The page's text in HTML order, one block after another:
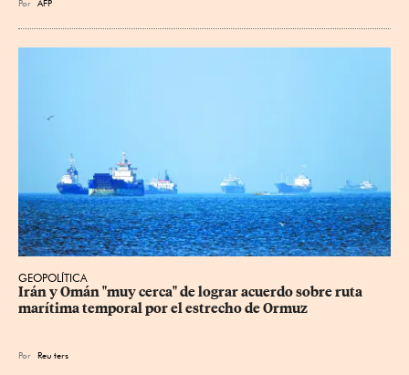
Por AFP
GEOPOLÍTICA
Irán y Omán "muy cerca" de lograr acuerdo sobre ruta
marítima temporal por el estrecho de Ormuz
Por Reu ters